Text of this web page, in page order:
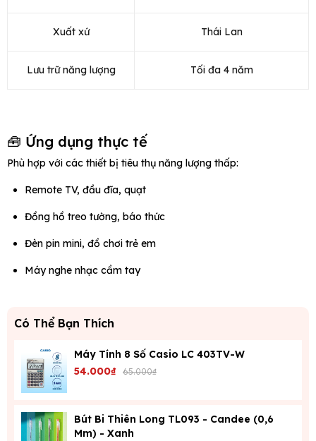
Xuất xứ Thái Lan
Lưu trữ năng lượng Tối đa 4 năm
🧰 Ứng dụng thực tế
Phù hợp với các thiết bị tiêu thụ năng lượng thấp:
Remote TV, đầu đĩa, quạt
Đồng hồ treo tường, báo thức
Đèn pin mini, đồ chơi trẻ em
Máy nghe nhạc cầm tay
Có Thể Bạn Thích
Máy Tính 8 Số Casio LC 403TV-W
54.000₫ 65.000₫
Bút Bi Thiên Long TL093 - Candee (0,6
Mm) - Xanh